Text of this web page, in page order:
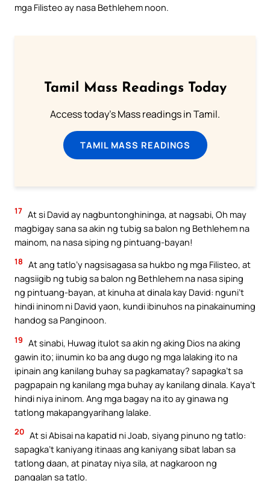
mga Filisteo ay nasa Bethlehem noon.
Tamil Mass Readings Today
Access today's Mass readings in Tamil.
TAMIL MASS READINGS
17 At si David ay nagbuntonghininga, at nagsabi, Oh may
magbigay sana sa akin ng tubig sa balon ng Bethlehem na
mainom, na nasa siping ng pintuang-bayan!
18 At ang tatlo’y nagsisagasa sa hukbo ng mga Filisteo, at
nagsiigib ng tubig sa balon ng Bethlehem na nasa siping
ng pintuang-bayan, at kinuha at dinala kay David: nguni’t
hindi ininom ni David yaon, kundi ibinuhos na pinakainuming
handog sa Panginoon.
19 At sinabi, Huwag itulot sa akin ng aking Dios na aking
gawin ito; iinumin ko ba ang dugo ng mga lalaking ito na
ipinain ang kanilang buhay sa pagkamatay? sapagka’t sa
pagpapain ng kanilang mga buhay ay kanilang dinala. Kaya’t
hindi niya ininom. Ang mga bagay na ito ay ginawa ng
tatlong makapangyarihang lalake.
20 At si Abisai na kapatid ni Joab, siyang pinuno ng tatlo:
sapagka’t kaniyang itinaas ang kaniyang sibat laban sa
tatlong daan, at pinatay niya sila, at nagkaroon ng
pangalan sa tatlo.